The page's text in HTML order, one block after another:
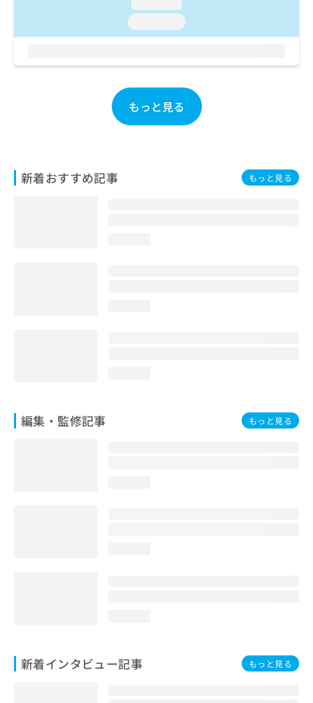
もっと見る
新着おすすめ記事 もっと見る
編集・監修記事 もっと見る
新着インタビュー記事 もっと見る
い
わ